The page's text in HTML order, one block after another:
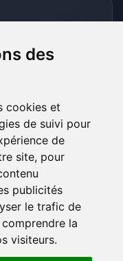
des
cookies et
de suivi pour
de
site, pour
publicités
le trafic de
la
visiteurs.
ACCEPTÉS